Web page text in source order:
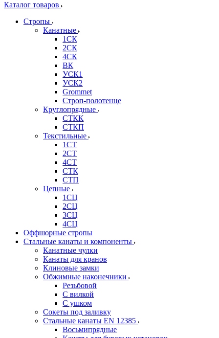
Каталог товаров
Стропы
Канатные
1СК
2СК
4СК
ВК
УСК1
УСК2
Grommet
Строп-полотенце
Круглопрядные
СТКК
СТКП
Текстильные
1СТ
2СТ
4СТ
СТК
СТП
Цепные
1СЦ
2СЦ
3СЦ
4СЦ
Оффшорные стропы
Стальные канаты и компоненты
Канатные чулки
Канаты для кранов
Клиновые замки
Обжимные наконечники
Резьбовой
С вилкой
С ушком
Сокеты под заливку
Стальные канаты EN 12385
Восьмипрядные